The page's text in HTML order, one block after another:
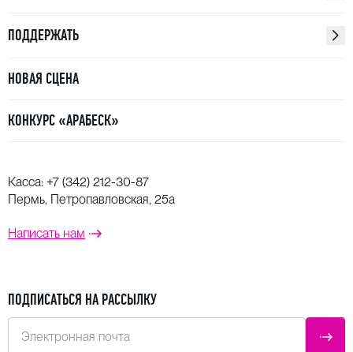
ПОДДЕРЖАТЬ
НОВАЯ СЦЕНА
КОНКУРС «АРАБЕСК»
Касса: +7 (342) 212-30-87
Пермь, Петропавловская, 25а
Написать нам
ПОДПИСАТЬСЯ НА РАССЫЛКУ
Электронная почта